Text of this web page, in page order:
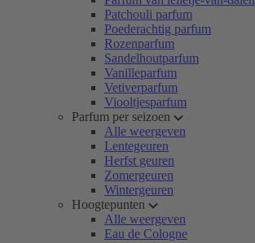
Patchouli parfum
Poederachtig parfum
Rozenparfum
Sandelhoutparfum
Vanilleparfum
Vetiverparfum
Viooltjesparfum
Parfum per seizoen
Alle weergeven
Lentegeuren
Herfst geuren
Zomergeuren
Wintergeuren
Hoogtepunten
Alle weergeven
Eau de Cologne